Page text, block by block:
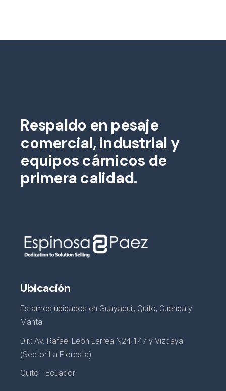
Respaldo en pesaje
comercial, industrial y
equipos cárnicos de
primera calidad.
Ubicación
Estamos ubicados en Guayaquil, Quito, Cuenca y
Manta
Dir.: Av. Rafael León Larrea N24-147 y Vizcaya
(Sector La Floresta)
Quito - Ecuador